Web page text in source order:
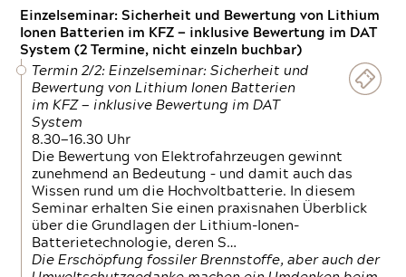
Einzelseminar: Sicherheit und Bewertung von Lithium
Ionen Batterien im KFZ — inklusive Bewertung im DAT
System (2 Termine, nicht einzeln buchbar)
Termin 2/2: Einzelseminar: Sicherheit und
Bewertung von Lithium Ionen Batterien
im KFZ — inklusive Bewertung im DAT
System
8.30—16.30 Uhr
Die Bewertung von Elektrofahrzeugen gewinnt
zunehmend an Bedeutung – und damit auch das
Wissen rund um die Hochvoltbatterie. In diesem
Seminar erhalten Sie einen praxisnahen Überblick
über die Grundlagen der Lithium-Ionen-
Batterietechnologie, deren S…
Die Erschöpfung fossiler Brennstoffe, aber auch der